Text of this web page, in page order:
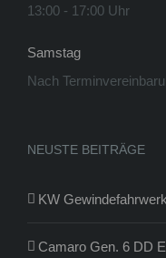
13:00 - 17:00 Uhr
Samstag
Nach
NEUSTE BEITRÄGE
KW
Camaro Gen. 6 DD